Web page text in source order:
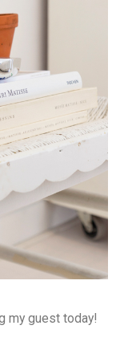
my guest today!